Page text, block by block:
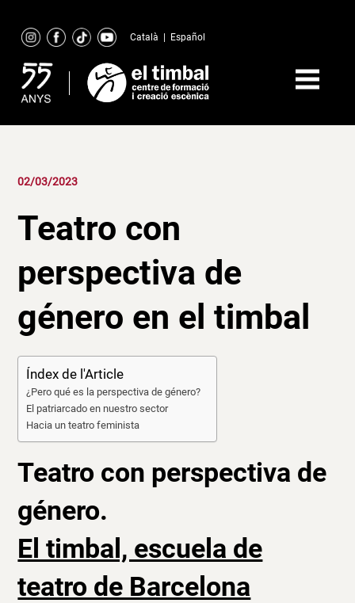
content
Català Español
02/03/2023
Teatro con
perspectiva de
género en el timbal
Índex de l'Article
¿Pero qué es la perspectiva de género?
El patriarcado en nuestro sector
Hacia un teatro feminista
Teatro con perspectiva de
género.
El timbal, escuela de
teatro de Barcelona